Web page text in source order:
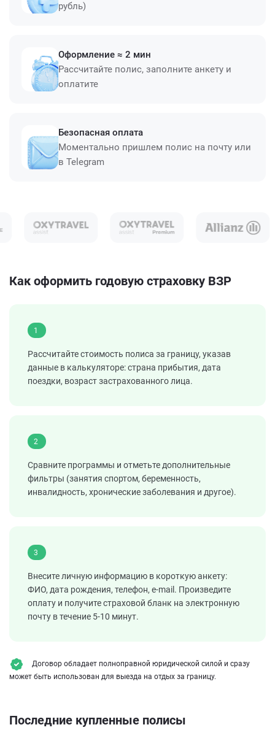
рубль)
Оформление ≈ 2 мин
Рассчитайте полис, заполните анкету и
оплатите
Безопасная оплата
Моментально пришлем полис на почту или
в Telegram
Как оформить годовую страховку ВЗР
1
Рассчитайте стоимость полиса за границу, указав
данные в калькуляторе: страна прибытия, дата
поездки, возраст застрахованного лица.
2
Сравните программы и отметьте дополнительные
фильтры (занятия спортом, беременность,
инвалидность, хронические заболевания и другое).
3
Внесите личную информацию в короткую анкету:
ФИО, дата рождения, телефон, e-mail. Произведите
оплату и получите страховой бланк на электронную
почту в течение 5-10 минут.
Договор обладает полноправной юридической силой и сразу
может быть использован для выезда на отдых за границу.
Последние купленные полисы